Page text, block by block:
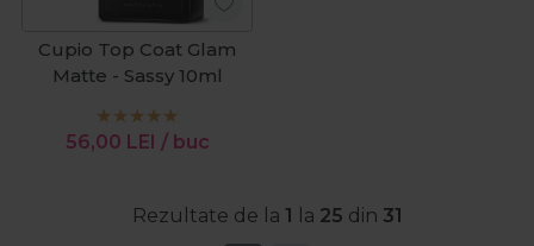
Cupio Top Coat Glam
Matte - Sassy 10ml
56,00 LEI / buc
Rezultate de la 1 la 25 din 31